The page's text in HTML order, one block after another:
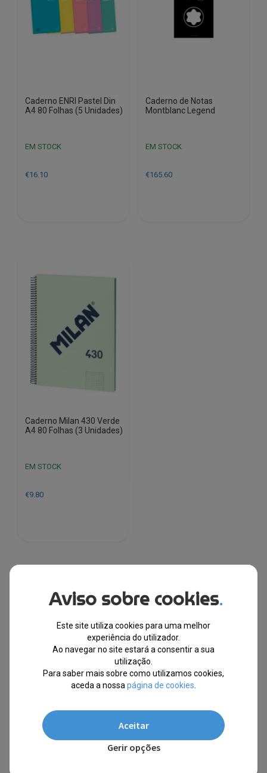
Caderno ENRI Pastel Din
A4 80 Folhas (5 Unidades)
EM STOCK
€16.10
Caderno de Notas
Montblanc Legend
EM STOCK
€165.60
Caderno Milan 430 Verde
A4 80 Folhas (3 Unidades)
EM STOCK
€9.80
CADERNOS
CANETAS E MARCADORES
Aviso sobre cookies.
Este site utiliza cookies para uma melhor
experiência do utilizador.
Ao navegar no site estará a consentir a sua
utilização.
Para saber mais sobre como utilizamos cookies,
aceda a nossa página de cookies
Aceitar
Gerir opções